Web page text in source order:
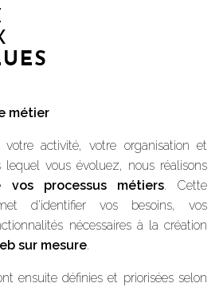
métier
activité, votre organisation et
lequel vous évoluez, nous réalisons
vos processus métiers. Cette
d’identifier vos besoins, vos
nécessaires à la création
sur mesure.
ensuite définies et priorisées selon